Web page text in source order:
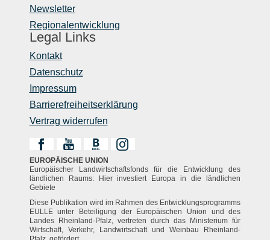
Newsletter
Regionalentwicklung
Legal Links
Kontakt
Datenschutz
Impressum
Barrierefreiheitserklärung
Vertrag widerrufen
EUROPÄISCHE UNION
Europäischer Landwirtschaftsfonds für die Entwicklung des
ländlichen Raums: Hier investiert Europa in die ländlichen
Gebiete
Diese Publikation wird im Rahmen des Entwicklungsprogramms
EULLE unter Beteiligung der Europäischen Union und des
Landes Rheinland-Pfalz, vertreten durch das Ministerium für
Wirtschaft, Verkehr, Landwirtschaft und Weinbau Rheinland-